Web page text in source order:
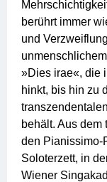
berührt immer
und
»Dies irae«, die
hinkt, bis hin zu
behält. Aus dem
den Pianissimo-
Soloterzett, in
Wiener